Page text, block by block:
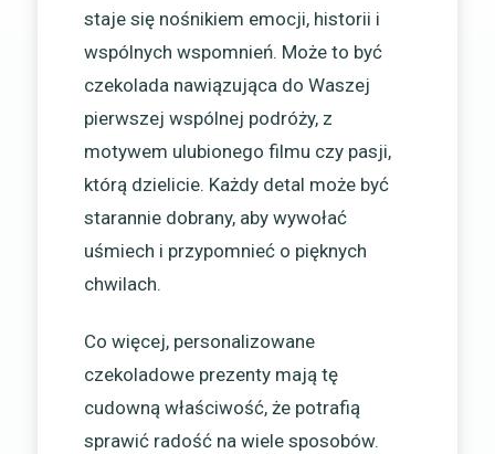
staje się nośnikiem emocji, historii i
wspólnych wspomnień. Może to być
czekolada nawiązująca do Waszej
pierwszej wspólnej podróży, z
motywem ulubionego filmu czy pasji,
którą dzielicie. Każdy detal może być
starannie dobrany, aby wywołać
uśmiech i przypomnieć o pięknych
chwilach.
Co więcej, personalizowane
czekoladowe prezenty mają tę
cudowną właściwość, że potrafią
sprawić radość na wiele sposobów.